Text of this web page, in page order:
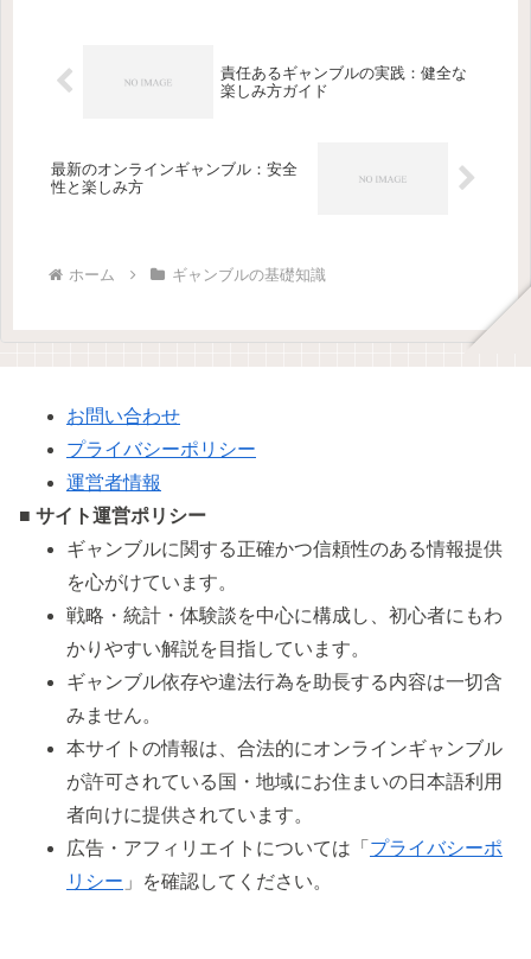
責任あるギャンブルの実践：健全な
楽しみ方ガイド
最新のオンラインギャンブル：安全
性と楽しみ方
ホーム ギャンブルの基礎知識
お問い合わせ
プライバシーポリシー
運営者情報
■ サイト運営ポリシー
ギャンブルに関する正確かつ信頼性のある情報提供
を心がけています。
戦略・統計・体験談を中心に構成し、初心者にもわ
かりやすい解説を目指しています。
ギャンブル依存や違法行為を助長する内容は一切含
みません。
本サイトの情報は、合法的にオンラインギャンブル
が許可されている国・地域にお住まいの日本語利用
者向けに提供されています。
広告・アフィリエイトについては「 プライバシーポ
リシー 」を確認してください。